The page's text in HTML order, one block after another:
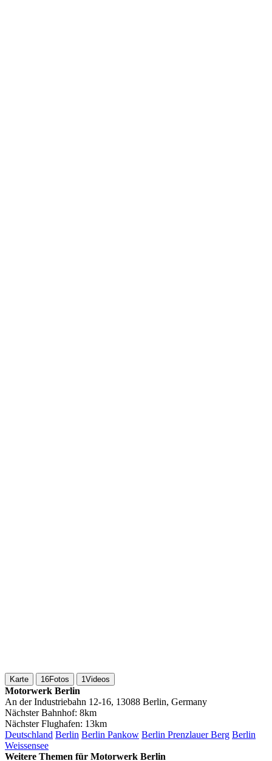
Karte 16Fotos 1Videos
Motorwerk Berlin
An der Industriebahn 12-16, 13088 Berlin, Germany
Nächster Bahnhof: 8km
Nächster Flughafen: 13km
Deutschland Berlin Berlin Pankow Berlin Prenzlauer Berg Berlin
Weissensee
Weitere Themen für Motorwerk Berlin